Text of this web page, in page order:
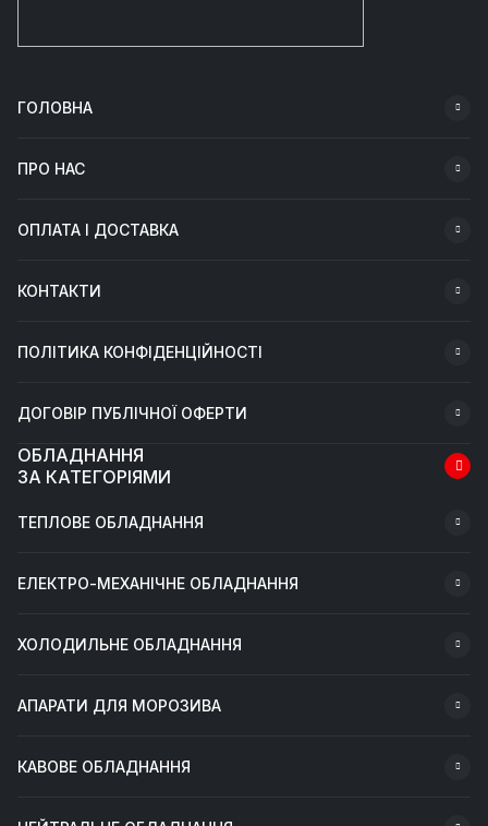
ГОЛОВНА
ПРО НАС
ОПЛАТА І ДОСТАВКА
КОНТАКТИ
ПОЛІТИКА КОНФІДЕНЦІЙНОСТІ
ДОГОВІР ПУБЛІЧНОЇ ОФЕРТИ
ОБЛАДНАННЯ
ЗА КАТЕГОРІЯМИ
ТЕПЛОВЕ ОБЛАДНАННЯ
ЕЛЕКТРО-МЕХАНІЧНЕ ОБЛАДНАННЯ
ХОЛОДИЛЬНЕ ОБЛАДНАННЯ
АПАРАТИ ДЛЯ МОРОЗИВА
КАВОВЕ ОБЛАДНАННЯ